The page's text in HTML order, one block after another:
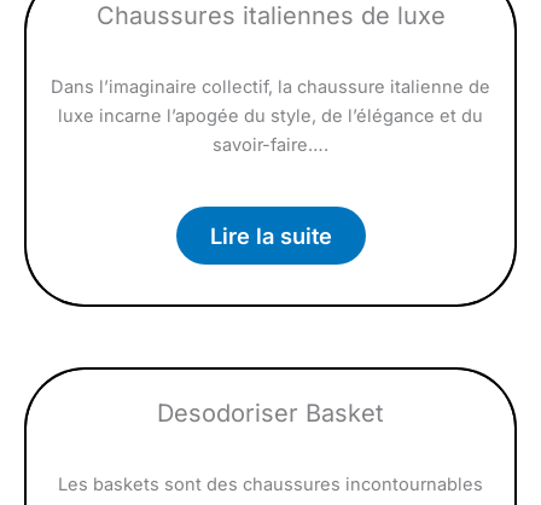
Chaussures italiennes de luxe
Dans l’imaginaire collectif, la chaussure italienne de
luxe incarne l’apogée du style, de l’élégance et du
savoir-faire….
Lire la suite
Desodoriser Basket
Les baskets sont des chaussures incontournables